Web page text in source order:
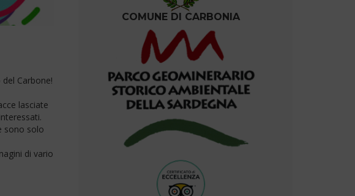
Carbone!
lasciate
sono solo
di vario
COMUNE DI CARBONIA